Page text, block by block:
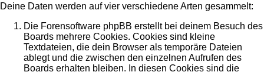
Deine Daten werden auf vier verschiedene Arten gesammelt:
Die Forensoftware phpBB erstellt bei deinem Besuch des
Boards mehrere Cookies. Cookies sind kleine
Textdateien, die dein Browser als temporäre Dateien
ablegt und die zwischen den einzelnen Aufrufen des
Boards erhalten bleiben. In diesen Cookies sind die